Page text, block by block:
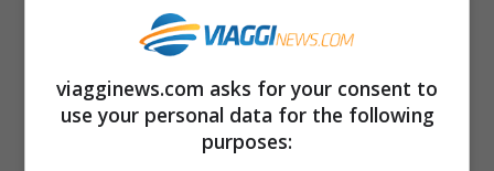
grande esododella stagione
previsti per questo vero e
proprio flusso migratorio verso le mete
vacanziere . Il ritmo delle partenzesemrba
viagginews.com asks for your consent to
use your personal data for the following
purposes: